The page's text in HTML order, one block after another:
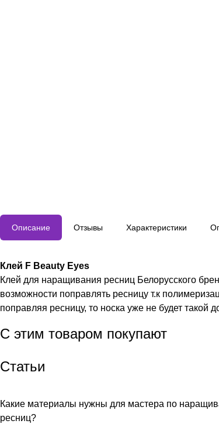
Описание Отзывы Характеристики
Клей F Beauty Eyes
Клей для наращивания ресниц Белорусского
возможности поправлять ресницу т.к
поправляя ресницу, то носка уже не будет такой
С этим товаром покупают
Статьи
Какие материалы нужны для мастера по
ресниц?